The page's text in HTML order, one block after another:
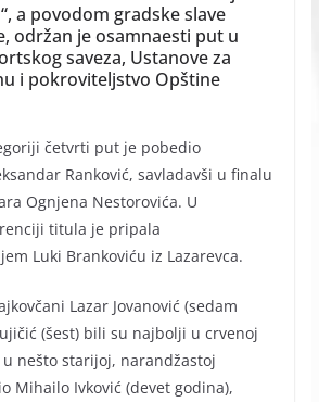
a povodom gradske slave
održan je osamnaesti put u
saveza, Ustanove za
i pokroviteljstvo Opštine
četvrti put je pobedio
Ranković, savladavši u finalu
Ognjena Nestorovića. U
titula je pripala
Luki Brankoviću iz Lazarevca.
Lazar Jovanović (sedam
(šest) bili su najbolji u crvenoj
nešto starijoj, narandžastoj
Mihailo Ivković (devet godina),